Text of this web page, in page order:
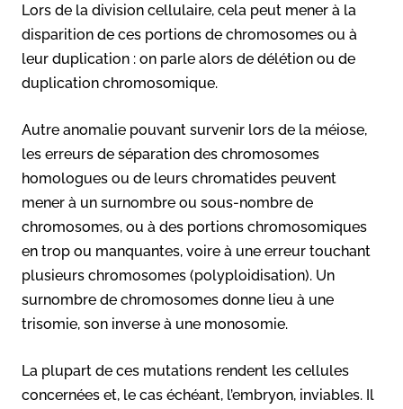
Lors de la division cellulaire, cela peut mener à la
disparition de ces portions de chromosomes ou à
leur duplication : on parle alors de délétion ou de
duplication chromosomique.
Autre anomalie pouvant survenir lors de la méiose,
les erreurs de séparation des chromosomes
homologues ou de leurs chromatides peuvent
mener à un surnombre ou sous-nombre de
chromosomes, ou à des portions chromosomiques
en trop ou manquantes, voire à une erreur touchant
plusieurs chromosomes (polyploidisation). Un
surnombre de chromosomes donne lieu à une
trisomie, son inverse à une monosomie.
La plupart de ces mutations rendent les cellules
concernées et, le cas échéant, l’embryon, inviables. Il